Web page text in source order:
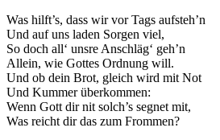
Was hilft’s, dass wir vor Tags aufsteh’n
Und auf uns laden Sorgen viel,
So doch all‘ unsre Anschläg‘ geh’n
Allein, wie Gottes Ordnung will.
Und ob dein Brot, gleich wird mit Not
Und Kummer überkommen:
Wenn Gott dir nit solch’s segnet mit,
Was reicht dir das zum Frommen?